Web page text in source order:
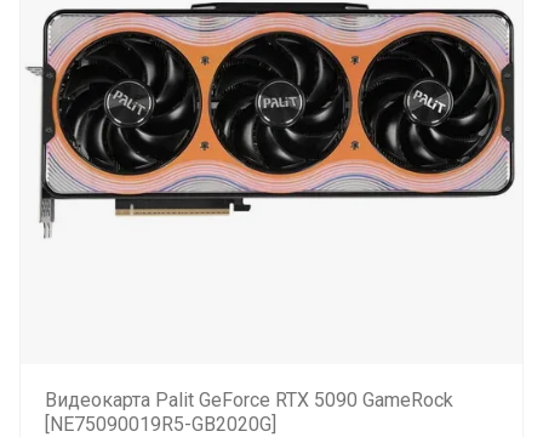
Видеокарта Palit GeForce RTX 5090 GameRock
[NE75090019R5-GB2020G]